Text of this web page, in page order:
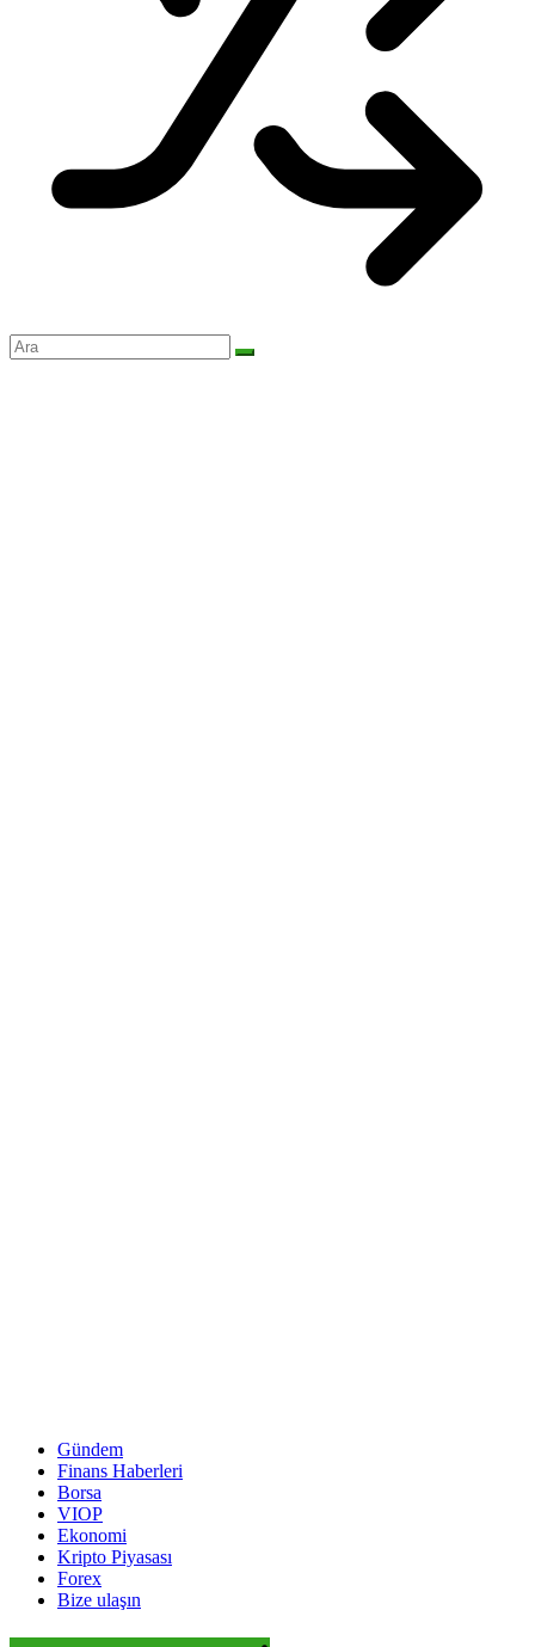
Gündem
Finans Haberleri
Borsa
VIOP
Ekonomi
Kripto Piyasası
Forex
Bize ulaşın